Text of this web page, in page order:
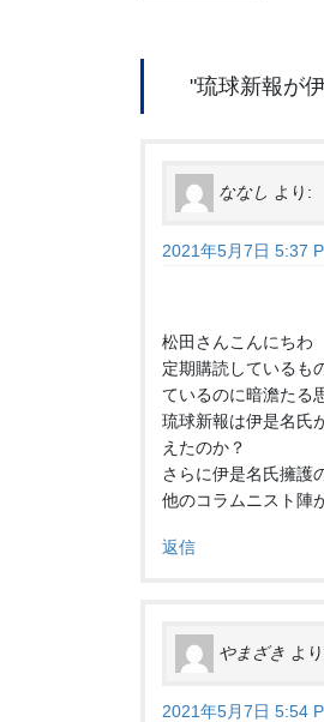
"琉球新報が
ななし より:
2021年5月7日 5:37
松田さんこんにちわ
定期購読しているも
ているのに暗澹たる
琉球新報は伊是名氏
えたのか？
さらに伊是名氏擁護
他のコラムニスト陣
返信
やまざき よ
2021年5月7日 5:54